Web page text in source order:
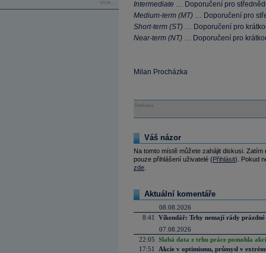
více...
Intermediate … Doporučení pro
Medium-term (MT) … Doporučení pro
Short-term (ST) … Doporučení pro
Near-term (NT) … Doporučení pro
Milan Procházka
Reklama
Váš názor
Na tomto místě můžete zahájit diskusi.
pouze přihlášení uživatelé (Přihlásit). Pokud
zde
Aktuální komentáře
08.08.2026
8:41
Víkendář: Trhy nemají rády prázdné
07.08.2026
22:05 Slabá data z trhu práce pomohla
17:51
Akcie v optimismu, průmysl v